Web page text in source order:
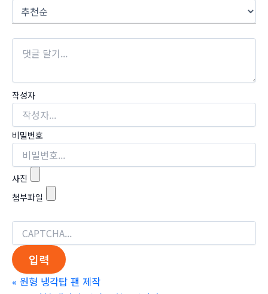
작성자
비밀번호
사진
첨부파일
« 원형 냉각탑 팬 제작